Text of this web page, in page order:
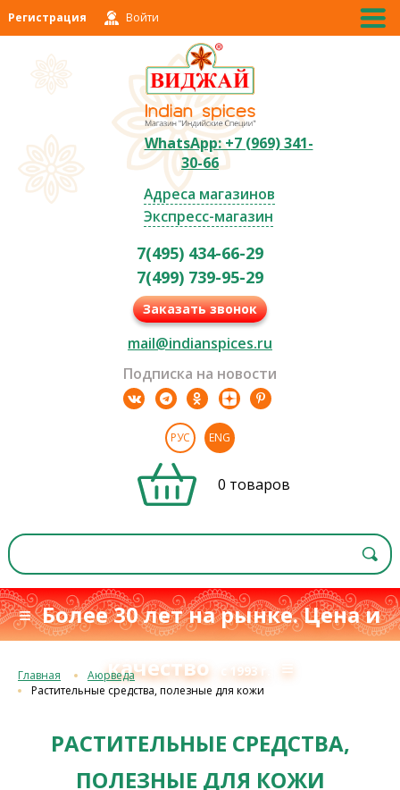
Регистрация Войти
WhatsApp: +7 (969) 341-
30-66
Адреса магазинов
Экспресс-магазин
7(495) 434-66-29
7(499) 739-95-29
Заказать звонок
mail@indianspices.ru
Подписка на новости
РУС ENG
0 товаров
≡ Более 30 лет на рынке. Цена и
качество
с 1993 г. ≡
Главная
Аюрведа
Растительные средства, полезные для кожи
РАСТИТЕЛЬНЫЕ СРЕДСТВА,
ПОЛЕЗНЫЕ ДЛЯ КОЖИ